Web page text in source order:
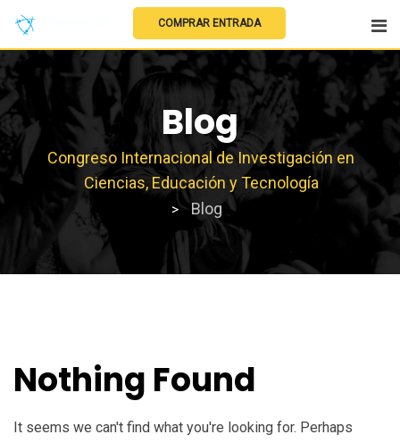
COMPRAR ENTRADA
Blog
Congreso Internacional de Investigación en
Ciencias, Educación y Tecnología
> Blog
Nothing Found
It seems we can't find what you're looking for. Perhaps